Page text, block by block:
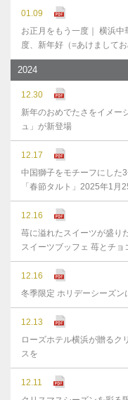
01.09
お正月をもう一度｜ 横浜
度、新年好（=あけましてお
2024
12.30
新年のおめでたさをイメー
ュ」が新登場
12.17
中国獅子をモチーフにした
「春節タルト」2025年1月
12.16
苺に溢れたスイーツが盛り
スイーツブッフェ 苺とチ
12.16
冬季限定 ホリデーシーズ
12.13
ローズホテル横浜が贈るク
スを
12.11